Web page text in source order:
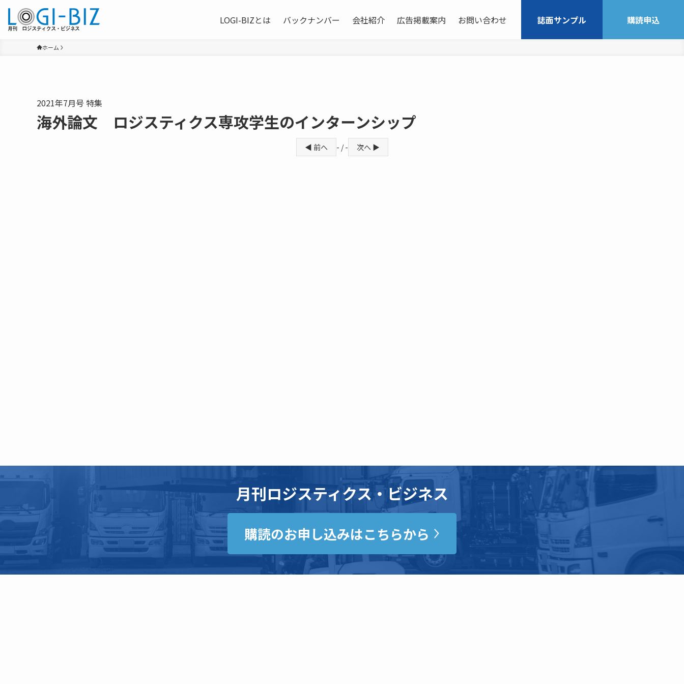
LOGI-BIZとは バックナンバー 会社紹介 広告掲載案内 お問い合わせ 誌面サンプル 購読申込
ホーム
2021年7月号 特集
海外論文 ロジスティクス専攻学生のインターンシップ
◀ 前へ - / - 次へ ▶
月刊ロジスティクス・ビジネス
購読のお申し込みはこちらから